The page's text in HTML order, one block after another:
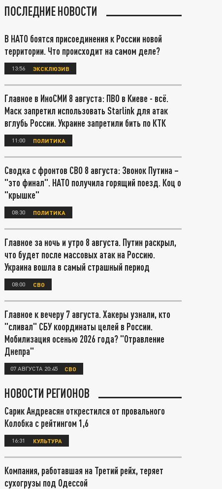
ПОСЛЕДНИЕ НОВОСТИ
В НАТО боятся присоединения к России новой
территории. Что происходит на самом деле?
13:56 ЭКСКЛЮЗИВ
Главное в ИноСМИ 8 августа: ПВО в Киеве - всё.
Маск запретил использовать Starlink для атак
вглубь России. Украине запретили бить по КТК
11:00 ПОЛИТИКА
Сводка с фронтов СВО 8 августа: Звонок Путина –
"это финал". НАТО получила горящий поезд. Коц о
"крышке"
08:30 ПОЛИТИКА
Главное за ночь и утро 8 августа. Путин раскрыл,
что будет после массовых атак на Россию.
Украина вошла в самый страшный период
08:00 СВО
Главное к вечеру 7 августа. Хакеры узнали, кто
"сливал" СБУ координаты целей в России.
Мобилизация осенью 2026 года? "Отравление
Днепра"
07 АВГУСТА 20:45 СВО
НОВОСТИ РЕГИОНОВ
Сарик Андреасян открестился от провального
Колобка с рейтингом 1,6
16:31 КУЛЬТУРА
Компания, работавшая на Третий рейх, теряет
сухогрузы под Одессой